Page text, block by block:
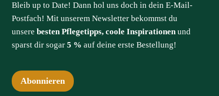
Bleib up to Date! Dann hol uns doch in dein E-Mail-
Postfach! Mit unserem Newsletter bekommst du
unsere besten Pflegetipps, coole Inspirationenund
sparst dir sogar 5 % auf deine erste Bestellung!
Abonnieren